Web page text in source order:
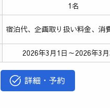
1名
宿泊代、企画取り扱い料金、消
2026年3月1日～2026年3
詳細・予約